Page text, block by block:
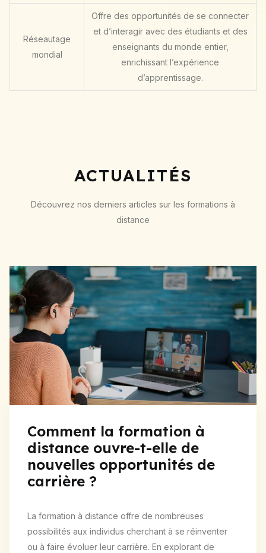
Réseautage
mondial
Offre des opportunités de se connecter
et d’interagir avec des étudiants et des
enseignants du monde entier,
enrichissant l’expérience
d’apprentissage.
ACTUALITÉS
Découvrez nos derniers articles sur les formations à
distance
Comment la formation à
distance ouvre-t-elle de
nouvelles opportunités de
carrière ?
La formation à distance offre de nombreuses
possibilités aux individus cherchant à se réinventer
ou à faire évoluer leur carrière. En explorant de